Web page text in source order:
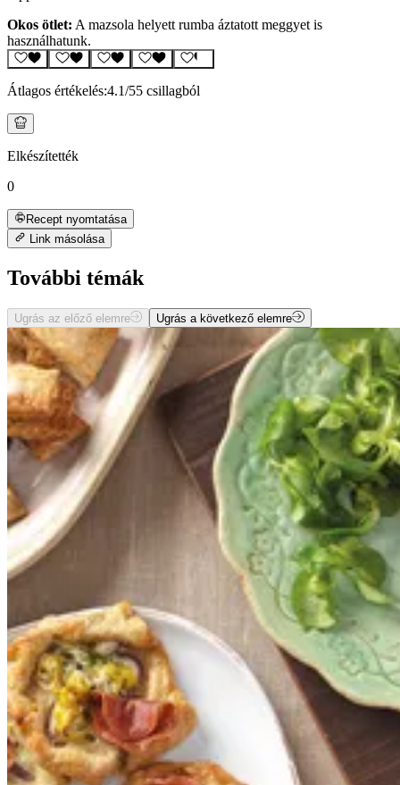
Okos ötlet: A mazsola helyett rumba áztatott meggyet is
használhatunk.
Átlagos értékelés:4.1/55 csillagból
Elkészítették
0
Recept nyomtatása
Link másolása
További témák
Ugrás az előző elemre Ugrás a következő elemre